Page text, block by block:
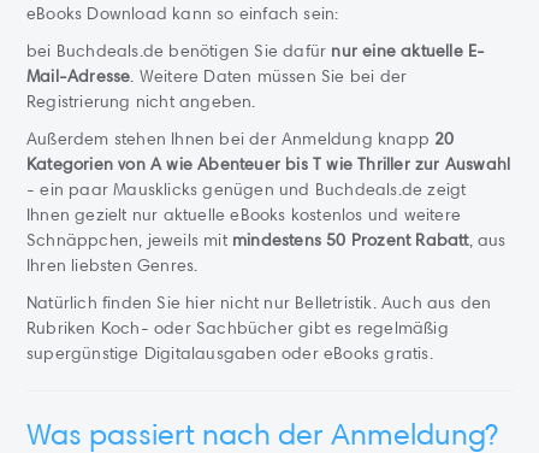
eBooks Download kann so einfach sein:
bei Buchdeals.de benötigen Sie dafür nur eine aktuelle E-
Mail-Adresse. Weitere Daten müssen Sie bei der
Registrierung nicht angeben.
Außerdem stehen Ihnen bei der Anmeldung knapp 20
Kategorien von A wie Abenteuer bis T wie Thriller zur Auswahl
- ein paar Mausklicks genügen und Buchdeals.de zeigt
Ihnen gezielt nur aktuelle eBooks kostenlos und weitere
Schnäppchen, jeweils mit mindestens 50 Prozent Rabatt, aus
Ihren liebsten Genres.
Natürlich finden Sie hier nicht nur Belletristik. Auch aus den
Rubriken Koch- oder Sachbücher gibt es regelmäßig
supergünstige Digitalausgaben oder eBooks gratis.
Was passiert nach der Anmeldung?